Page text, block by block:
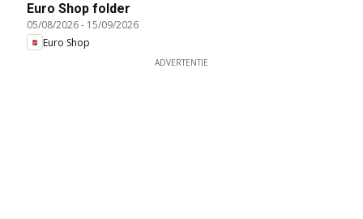
Euro Shop folder
05/08/2026- 15/09/2026
Euro Shop
ADVERTENTIE